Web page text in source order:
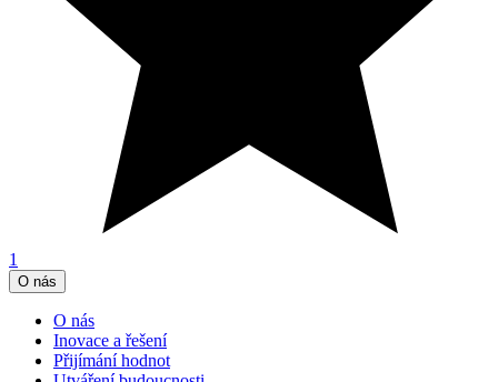
1
O nás
O nás
Inovace a řešení
Přijímání hodnot